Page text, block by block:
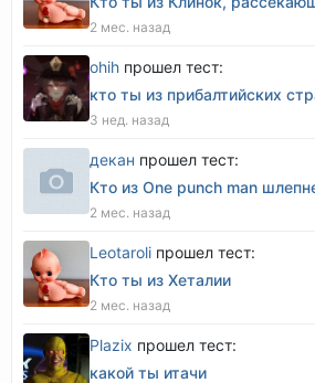
2 мес. назад
оhih прошел тест:
кто ты из прибалтийских
3 нед. назад
декан прошел тест:
Кто из One punch man
2 мес. назад
Leotaroli прошел тест:
Кто ты из Хеталии
2 мес. назад
Plazix прошел тест:
какой ты итачи